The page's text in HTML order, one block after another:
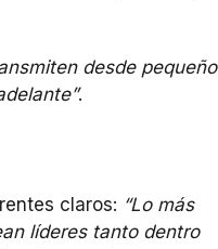
desde pequeño
.
claros: “Lo más
líderes tanto dentro